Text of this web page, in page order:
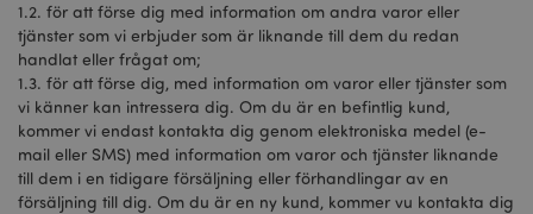
1.2. för att förse dig med information om andra varor eller
tjänster som vi erbjuder som är liknande till dem du redan
handlat eller frågat om;
1.3. för att förse dig, med information om varor eller tjänster som
vi känner kan intressera dig. Om du är en befintlig kund,
kommer vi endast kontakta dig genom elektroniska medel (e-
mail eller SMS) med information om varor och tjänster liknande
till dem i en tidigare försäljning eller förhandlingar av en
försäljning till dig. Om du är en ny kund, kommer vu kontakta dig